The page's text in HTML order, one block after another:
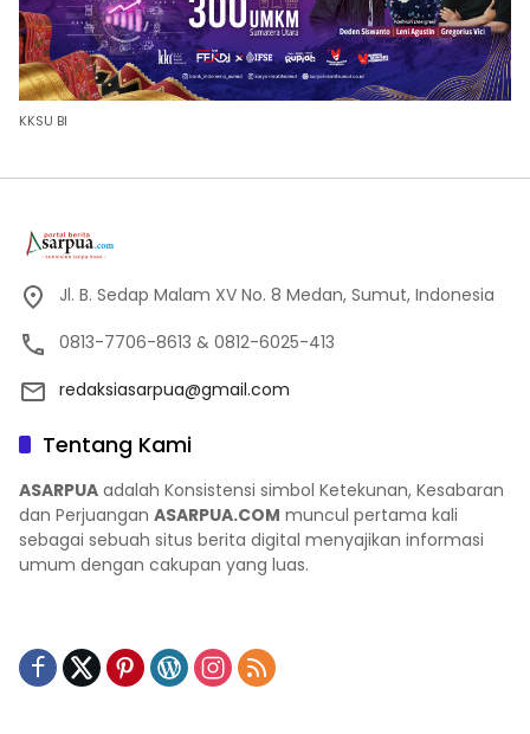
KKSU BI
Jl. B. Sedap Malam XV No. 8 Medan, Sumut, Indonesia
0813-7706-8613 & 0812-6025-413
redaksiasarpua@gmail.com
Tentang Kami
ASARPUA adalah Konsistensi simbol Ketekunan, Kesabaran
dan Perjuangan ASARPUA.COM muncul pertama kali
sebagai sebuah situs berita digital menyajikan informasi
umum dengan cakupan yang luas.